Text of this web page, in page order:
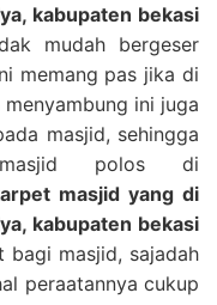
kabupaten bekasi
mudah bergeser
memang pas jika di
ini juga
masjid, sehingga
polos di
masjid yang di
kabupaten bekasi
bagi masjid, sajadah
peraatannya cukup